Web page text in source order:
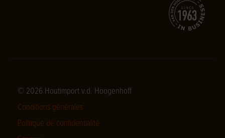
© 2026 Houtimport v.d. Hoogenhoff
Conditions générales
Politique de confidentialité